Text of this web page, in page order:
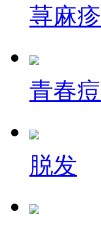
荨麻疹
青春痘
脱发